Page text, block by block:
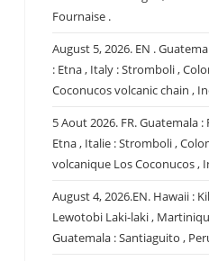
Fournaise .
August 5, 2026. EN .
: Etna , Italy : Stromboli ,
Coconucos volcanic chain ,
5 Aout 2026. FR. Guatemala :
Etna , Italie : Stromboli ,
volcanique Los Coconucos ,
August 4, 2026.EN. Hawaii :
Lewotobi Laki-laki ,
Guatemala : Santiaguito ,